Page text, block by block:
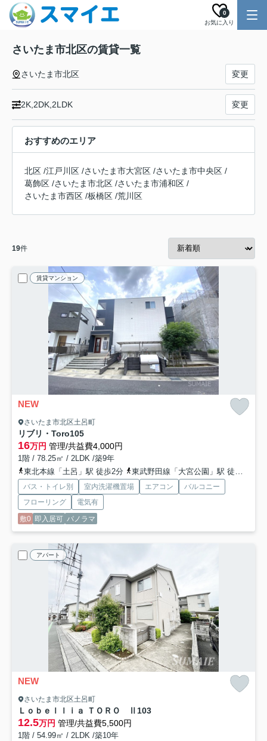
お気に入り
0
さいたま市北区の賃貸一覧
さいたま市北区 変更
2K,2DK,2LDK 変更
おすすめのエリア
北区 /江戸川区 /さいたま市大宮区 /さいたま市中央区 /
葛飾区 /さいたま市北区 /さいたま市浦和区 /
さいたま市西区 /板橋区 /荒川区
19件
賃貸マンション
NEW
さいたま市北区土呂町
リブリ・Toro105
16万円 管理/共益費4,000円
1階 / 78.25㎡ / 2LDK /築9年
東北本線「土呂」駅 徒歩2分
東武野田線「大宮公園」駅 徒歩11分
バス・トイレ別 室内洗濯機置場 エアコン
バルコニー
フローリング
電気有
敷0 即入居可 パノラマ
アパート
NEW
さいたま市北区土呂町
Ｌｏｂｅｌｌｉａ ＴＯＲＯ Ⅱ 103
12.5万円 管理/共益費5,500円
1階 / 54.99㎡ / 2LDK /築10年